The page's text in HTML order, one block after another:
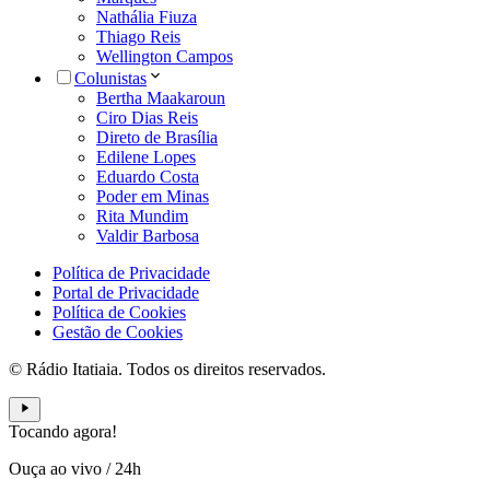
Nathália Fiuza
Thiago Reis
Wellington Campos
Colunistas
Bertha Maakaroun
Ciro Dias Reis
Direto de Brasília
Edilene Lopes
Eduardo Costa
Poder em Minas
Rita Mundim
Valdir Barbosa
Política de Privacidade
Portal de Privacidade
Política de Cookies
Gestão de Cookies
© Rádio Itatiaia. Todos os direitos reservados.
Tocando agora!
Ouça ao vivo / 24h